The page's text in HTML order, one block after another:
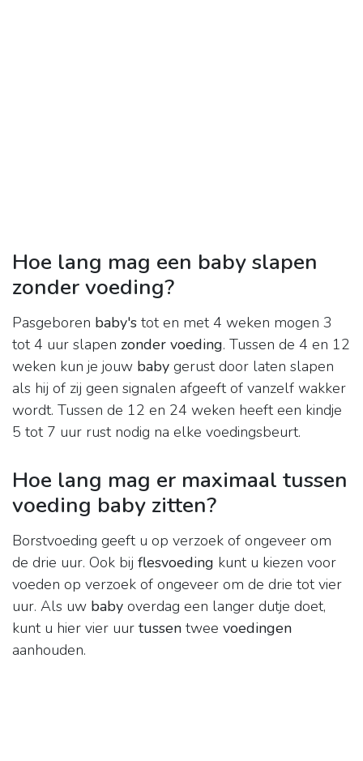
Hoe lang mag een baby slapen
zonder voeding?
Pasgeboren baby's tot en met 4 weken mogen 3
tot 4 uur slapen zonder voeding. Tussen de 4 en 12
weken kun je jouw baby gerust door laten slapen
als hij of zij geen signalen afgeeft of vanzelf wakker
wordt. Tussen de 12 en 24 weken heeft een kindje
5 tot 7 uur rust nodig na elke voedingsbeurt.
Hoe lang mag er maximaal tussen
voeding baby zitten?
Borstvoeding geeft u op verzoek of ongeveer om
de drie uur. Ook bij flesvoeding kunt u kiezen voor
voeden op verzoek of ongeveer om de drie tot vier
uur. Als uw baby overdag een langer dutje doet,
kunt u hier vier uur tussen twee voedingen
aanhouden.